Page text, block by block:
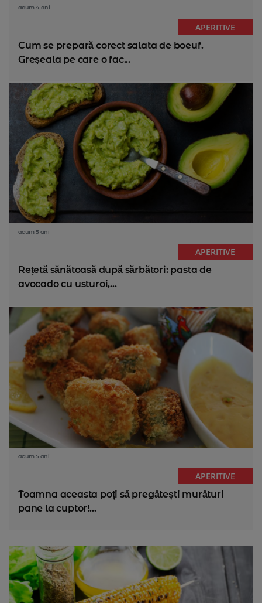
acum 4 ani
APERITIVE
Cum se prepară corect salata de boeuf.
Greşeala pe care o fac...
acum 5 ani
APERITIVE
Rețetă sănătoasă după sărbători: pasta de
avocado cu usturoi,...
acum 5 ani
APERITIVE
Toamna aceasta poți să pregătești murături
pane la cuptor!...